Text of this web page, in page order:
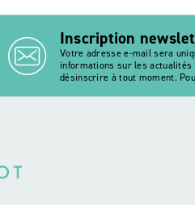
Inscription
Votre adresse e-mail sera
informations sur les actualités
désinscrire à tout moment.